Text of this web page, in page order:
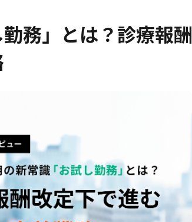
務」とは？診療報酬